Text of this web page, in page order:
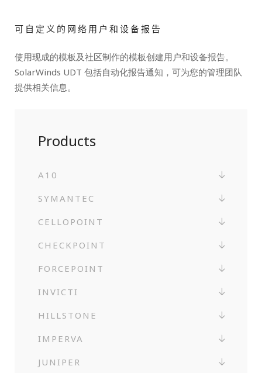
可自定义的网络用户和设备报告
使用现成的模板及社区制作的模板创建用户和设备报告。
SolarWinds UDT 包括自动化报告通知，可为您的管理团队
提供相关信息。
Products
A10
SYMANTEC
CELLOPOINT
CHECKPOINT
FORCEPOINT
INVICTI
HILLSTONE
IMPERVA
JUNIPER